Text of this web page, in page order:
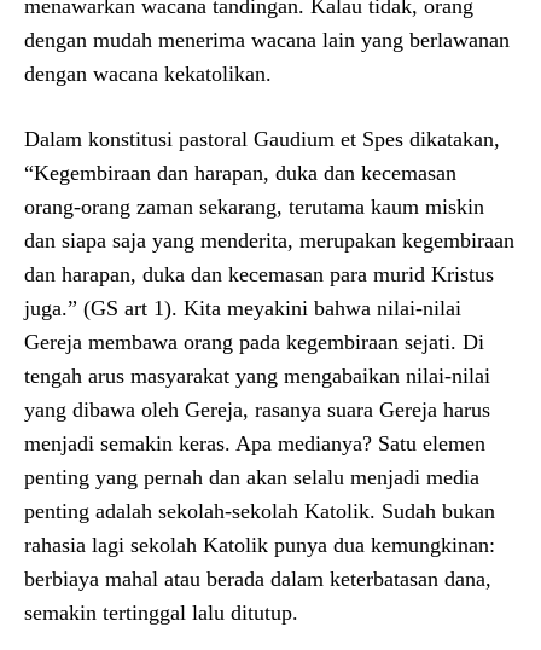
menawarkan wacana tandingan. Kalau tidak, orang
dengan mudah menerima wacana lain yang berlawanan
dengan wacana kekatolikan.
Dalam konstitusi pastoral Gaudium et Spes dikatakan,
“Kegembiraan dan harapan, duka dan kecemasan
orang-orang zaman sekarang, terutama kaum miskin
dan siapa saja yang menderita, merupakan kegembiraan
dan harapan, duka dan kecemasan para murid Kristus
juga.” (GS art 1). Kita meyakini bahwa nilai-nilai
Gereja membawa orang pada kegembiraan sejati. Di
tengah arus masyarakat yang mengabaikan nilai-nilai
yang dibawa oleh Gereja, rasanya suara Gereja harus
menjadi semakin keras. Apa medianya? Satu elemen
penting yang pernah dan akan selalu menjadi media
penting adalah sekolah-sekolah Katolik. Sudah bukan
rahasia lagi sekolah Katolik punya dua kemungkinan:
berbiaya mahal atau berada dalam keterbatasan dana,
semakin tertinggal lalu ditutup.